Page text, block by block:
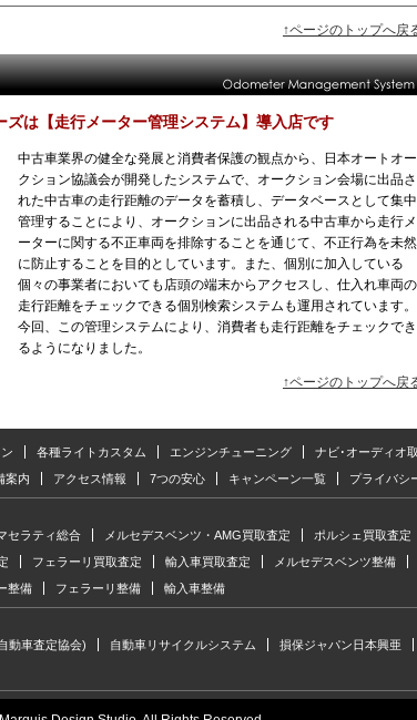
↑ページのトップへ戻
ズは【走行メーター管理システム】導入店です
中古車業界の健全な発展と消費者保護の観点から、日本オートオー
クション協議会が開発したシステムで、オークション会場に出品さ
れた中古車の走行距離のデータを蓄積し、データベースとして集中
管理することにより、オークションに出品される中古車から走行メ
ーターに関する不正車両を排除することを通じて、不正行為を未然
に防止することを目的としています。また、個別に加入している
個々の事業者においても店頭の端末からアクセスし、仕入れ車両の
走行距離をチェックできる個別検索システムも運用されています。
今回、この管理システムにより、消費者も走行距離をチェックでき
るようになりました。
↑ページのトップへ戻
各種ライトカスタム エンジンチューニング ナビ･オーディオ
案内 アクセス情報 7つの安心 キャンペーン一覧 プライバシ
セラティ総合 メルセデスベンツ・AMG買取査定 ポルシェ買取査定
フェラーリ買取査定 輸入車買取査定 メルセデスベンツ整備
整備 フェラーリ整備 輸入車整備
動車査定協会) 自動車リサイクルシステム 損保ジャパン日本興亜